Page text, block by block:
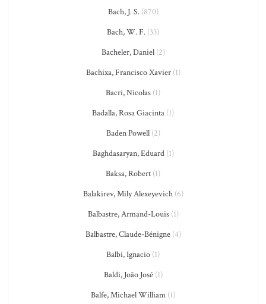
Bach, J. S.(870)
Bach, W. F. (33)
Bacheler, Daniel(2)
Bachixa, Francisco Xavier(1)
Bacri, Nicolas (1)
Badalla, Rosa Giacinta (1)
Baden Powell(2)
Baghdasaryan, Eduard(1)
Baksa, Robert (1)
Balakirev, Mily Alexeyevich(6)
Balbastre, Armand-Louis(1)
Balbastre, Claude-Bénigne(4)
Balbi, Ignacio (1)
Baldi, João José(1)
Balfe, Michael William (1)